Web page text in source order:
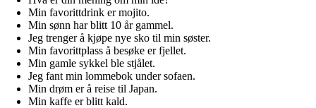
Min favorittdrink er mojito.
Min sønn har blitt 10 år gammel.
Jeg trenger å kjøpe nye sko til min søster.
Min favorittplass å besøke er fjellet.
Min gamle sykkel ble stjålet.
Jeg fant min lommebok under sofaen.
Min drøm er å reise til Japan.
Min kaffe er blitt kald.